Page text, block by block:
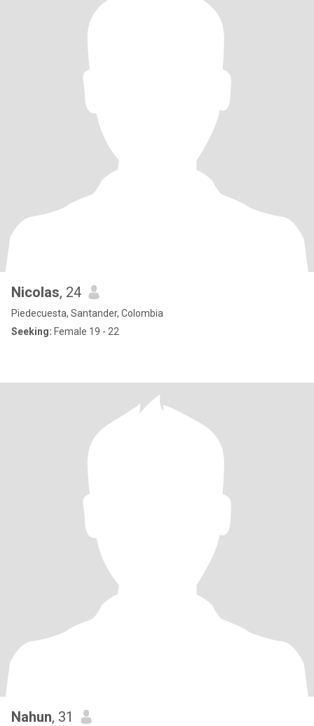
Nicolas, 24
Piedecuesta, Santander, Colombia
Seeking: Female 19 - 22
Nahun, 31